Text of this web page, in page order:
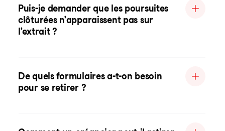
Puis-je demander que les poursuites
clôturées n'apparaissent pas sur
l'extrait ?
De quels formulaires a-t-on besoin
pour se retirer ?